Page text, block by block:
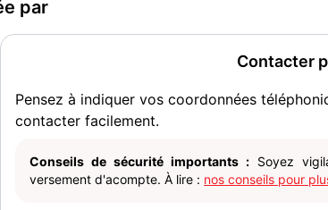
par
Contacter
Pensez à indiquer vos coordonnées
contacter facilement.
Conseils de sécurité importants : Soyez
versement d'acompte. À lire : nos conseils pour